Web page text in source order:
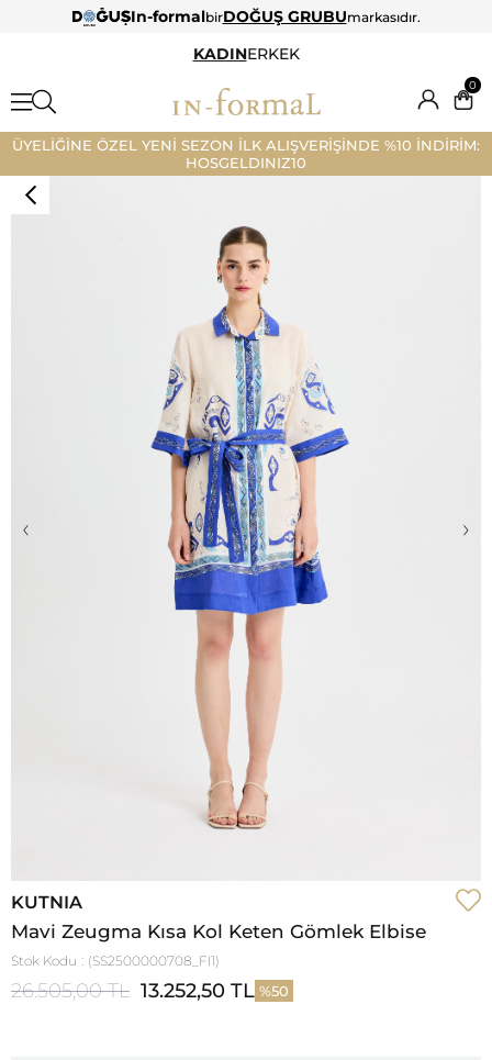
In-formalbirDOĞUŞ GRUBUmarkasıdır.
KADINERKEK
0
ÜYELİĞİNE ÖZEL YENİ SEZON İLK ALIŞVERİŞİNDE %10 İNDİRİM:
HOSGELDINIZ10
‹ ›
KUTNIA
Mavi Zeugma Kısa Kol Keten Gömlek Elbise
Stok Kodu (SS2500000708_FI1)
26.505,00 TL 13.252,50 TL 50